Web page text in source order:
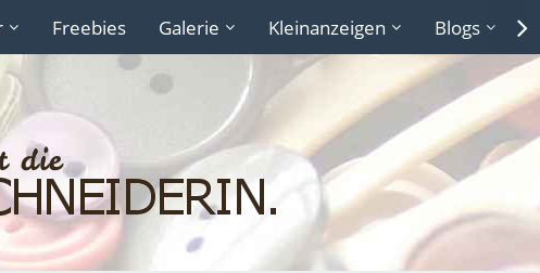
Freebies Galerie Kleinanzeigen Blogs